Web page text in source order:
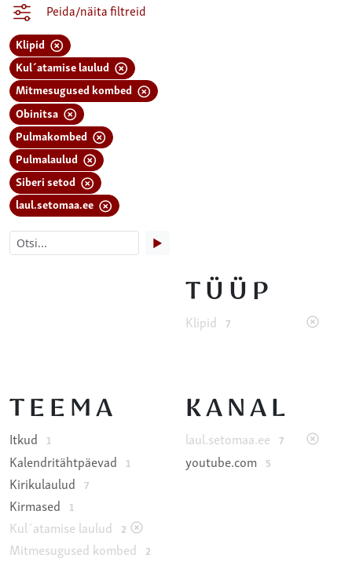
Peida/näita filtreid
Klipid
Kul´atamise laulud
Mitmesugused kombed
Obinitsa
Pulmakombed
Pulmalaulud
Siberi setod
laul.setomaa.ee
▶
TÜÜP
Klipid 7
TEEMA
Itkud 1
Kalendritähtpäevad 1
Kirikulaulud 7
Kirmased 1
Kul´atamise laulud 2
Mitmesugused kombed 2
KANAL
laul.setomaa.ee 7
youtube.com 5